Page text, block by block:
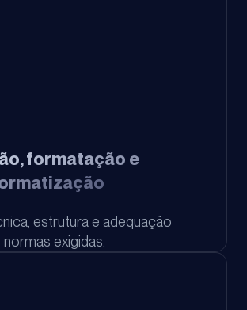
formatação e
estrutura e adequação
normas exigidas.